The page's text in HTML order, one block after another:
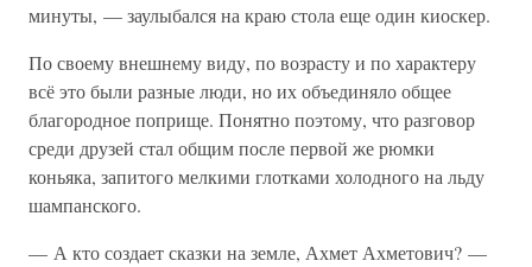
минуты, — заулыбался на краю стола еще один киоскер.
По своему внешнему виду, по возрасту и по характеру
всё это были разные люди, но их объединяло общее
благородное поприще. Понятно поэтому, что разговор
среди друзей стал общим после первой же рюмки
коньяка, запитого мелкими глотками холодного на льду
шампанского.
— А кто создает сказки на земле, Ахмет Ахметович? —